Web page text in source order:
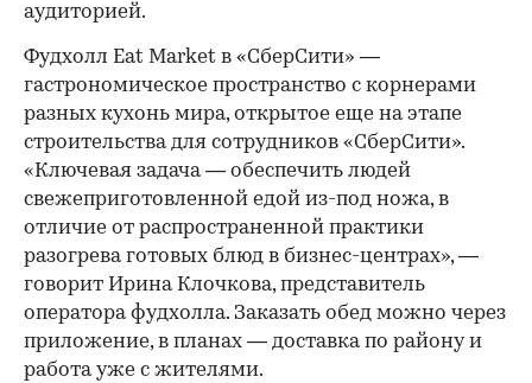
аудиторией.
Фудхолл Eat Market в «СберСити» —
гастрономическое пространство с корнерами
разных кухонь мира, открытое еще на этапе
строительства для сотрудников «СберСити».
«Ключевая задача — обеспечить людей
свежеприготовленной едой из-под ножа, в
отличие от распространенной практики
разогрева готовых блюд в бизнес-центрах», —
говорит Ирина Клочкова, представитель
оператора фудхолла. Заказать обед можно через
приложение, в планах — доставка по району и
работа уже с жителями.